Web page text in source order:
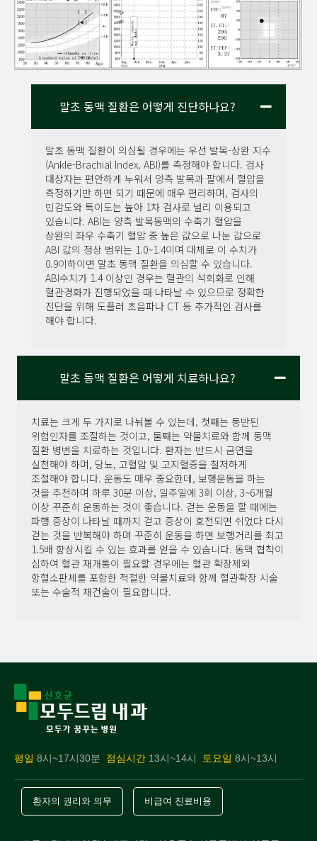
말초 동맥 질환은 어떻게 진단하나요?
말초 동맥 질환이 의심될 경우에는 우선 발목-상완 지수
(Ankle-Brachial Index, ABI)를 측정해야 합니다. 검사
대상자는 편안하게 누워서 양측 발목과 팔에서 혈압을
측정하기만 하면 되기 때문에 매우 편리하며, 검사의
민감도와 특이도는 높아 1차 검사로 널리 이용되고
있습니다. ABI는 양측 발목동맥의 수축기 혈압을
상완의 좌우 수축기 혈압 중 높은 값으로 나눈 값으로
ABI 값의 정상 범위는 1.0~1.4이며 대체로 이 수치가
0.9이하이면 말초 동맥 질환을 의심할 수 있습니다.
ABI수치가 1.4 이상인 경우는 혈관의 석회화로 인해
혈관경화가 진행되었을 때 나타날 수 있으므로 정확한
진단을 위해 도플러 초음파나 CT 등 추가적인 검사를
해야 합니다.
말초 동맥 질환은 어떻게 치료하나요?
치료는 크게 두 가지로 나눠볼 수 있는데, 첫째는 동반된
위험인자를 조절하는 것이고, 둘째는 약물치료와 함께 동맥
질환 병변을 치료하는 것입니다. 환자는 반드시 금연을
실천해야 하며, 당뇨, 고혈압 및 고지혈증을 철저하게
조절해야 합니다. 운동도 매우 중요한데, 보행운동을 하는
것을 추천하며 하루 30분 이상, 일주일에 3회 이상, 3~6개월
이상 꾸준히 운동하는 것이 좋습니다. 걷는 운동을 할 때에는
파행 증상이 나타날 때까지 걷고 증상이 호전되면 쉬었다 다시
걷는 것을 반복해야 하며 꾸준히 운동을 하면 보행거리를 최고
1.5배 향상시킬 수 있는 효과를 얻을 수 있습니다. 동맥 협착이
심하여 혈관 재개통이 필요할 경우에는 혈관 확장제와
항혈소판제를 포함한 적절한 약물치료와 함께 혈관확장 시술
또는 수술적 재건술이 필요합니다.
평일 8시~17시30분 점심시간 13시~14시 토요일 8시~13시
환자의 권리와 의무 비급여 진료비용